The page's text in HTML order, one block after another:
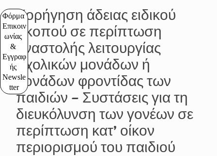
Φόρμα
Επικοιν
ωνίας
&
Εγγραφ
ής
Newsle
tter
Χορήγηση άδειας ειδικού
σκοπού σε περίπτωση
αναστολής λειτουργίας
σχολικών μονάδων ή
μονάδων φροντίδας των
παιδιών – Συστάσεις για τη
διευκόλυνση των γονέων σε
περίπτωση κατ’ οίκον
περιορισμού του παιδιού